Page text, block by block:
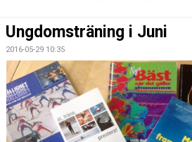
KONTAKT
OM KLUBBEN
VÅRA LAG
EKEVALLEN IP
Ungdomsträning i Juni
2016-05-29 10:35